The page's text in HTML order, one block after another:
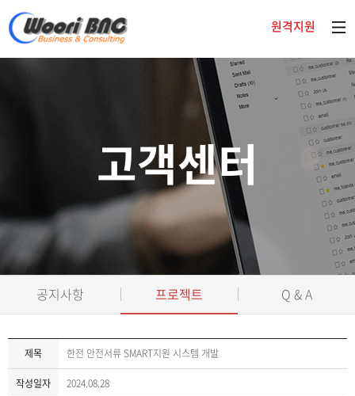
원격지원
고객센터
공지사항 프로젝트 Q & A
제목 한전 안전서류 SMART지원 시스템 개발
작성일자 2024.08.28